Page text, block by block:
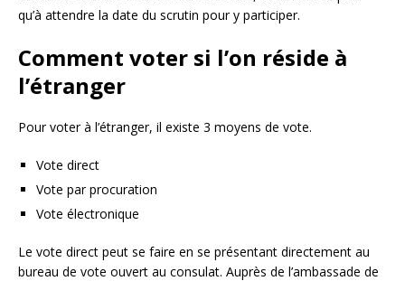
qu’à attendre la date du scrutin pour y participer.
Comment voter si l’on réside à
l’étranger
Pour voter à l’étranger, il existe 3 moyens de vote.
Vote direct
Vote par procuration
Vote électronique
Le vote direct peut se faire en se présentant directement au
bureau de vote ouvert au consulat. Auprès de l’ambassade de